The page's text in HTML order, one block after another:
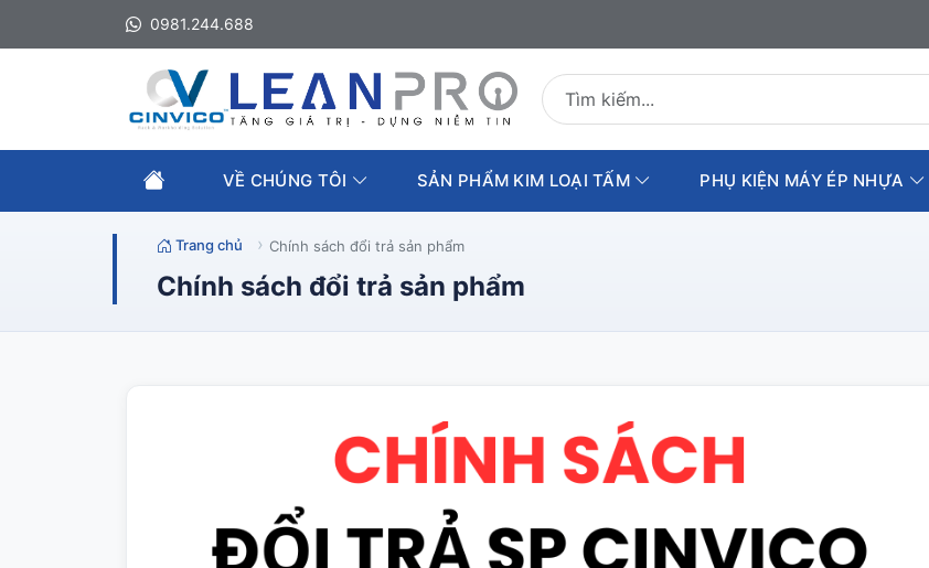
0981.244.688
Tìm kiếm sản phẩm
VỀ CHÚNG TÔI SẢN PHẨM KIM LOẠI TẤM PHỤ KIỆN MÁY ÉP NHỰA
Trang chủ Chính sách đổi trả sản phẩm
Chính sách đổi trả sản phẩm